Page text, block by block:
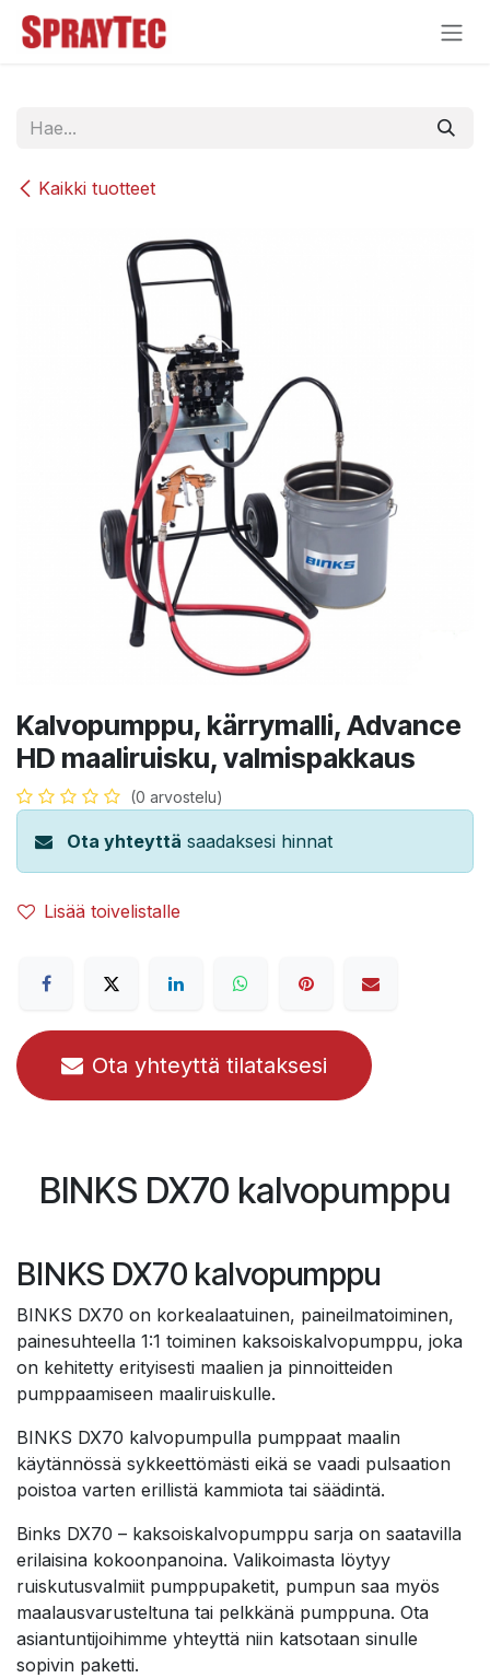
Siirry sisältöön
Kaikki tuotteet
Kalvopumppu, kärrymalli, Advance
HD maaliruisku, valmispakkaus
(0 arvostelu)
Ota yhteyttä saadaksesi hinnat
Lisää toivelistalle
Ota yhteyttä tilataksesi
BINKS DX70 kalvopumppu
BINKS DX70 kalvopumppu
BINKS DX70 on korkealaatuinen, paineilmatoiminen,
painesuhteella 1:1 toiminen kaksoiskalvopumppu, joka
on kehitetty erityisesti maalien ja pinnoitteiden
pumppaamiseen maaliruiskulle.
BINKS DX70 kalvopumpulla pumppaat maalin
käytännössä sykkeettömästi eikä se vaadi pulsaation
poistoa varten erillistä kammiota tai säädintä.
Binks DX70 – kaksoiskalvopumppu sarja on saatavilla
erilaisina kokoonpanoina. Valikoimasta löytyy
ruiskutusvalmiit pumppupaketit, pumpun saa myös
maalausvarusteltuna tai pelkkänä pumppuna. Ota
asiantuntijoihimme yhteyttä niin katsotaan sinulle
sopivin paketti.